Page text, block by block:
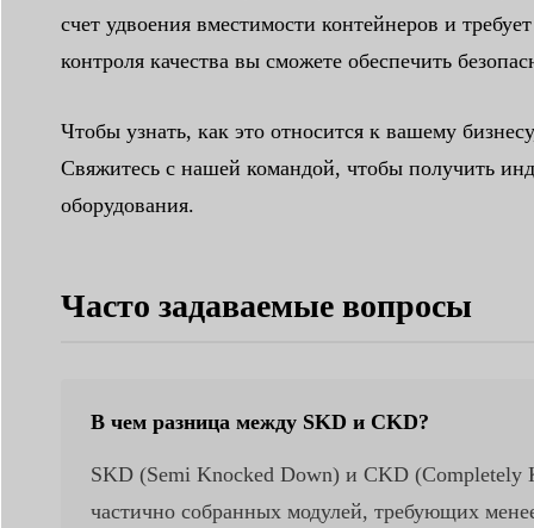
счет удвоения вместимости контейнеров и
контроля качества вы сможете обеспечить
Чтобы узнать, как это относится к вашему
Свяжитесь с нашей командой, чтобы получить
оборудования.
Часто задаваемые вопросы
В чем разница между SKD и CKD?
SKD (Semi Knocked Down) и CKD (Completely
частично собранных модулей, требующих